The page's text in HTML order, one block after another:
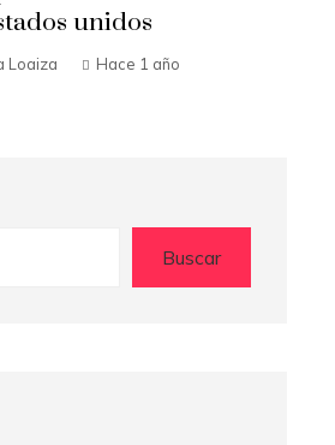
Hilda Loaiza Hace 1 año
Buscar